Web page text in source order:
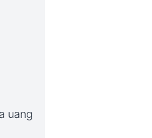
uang